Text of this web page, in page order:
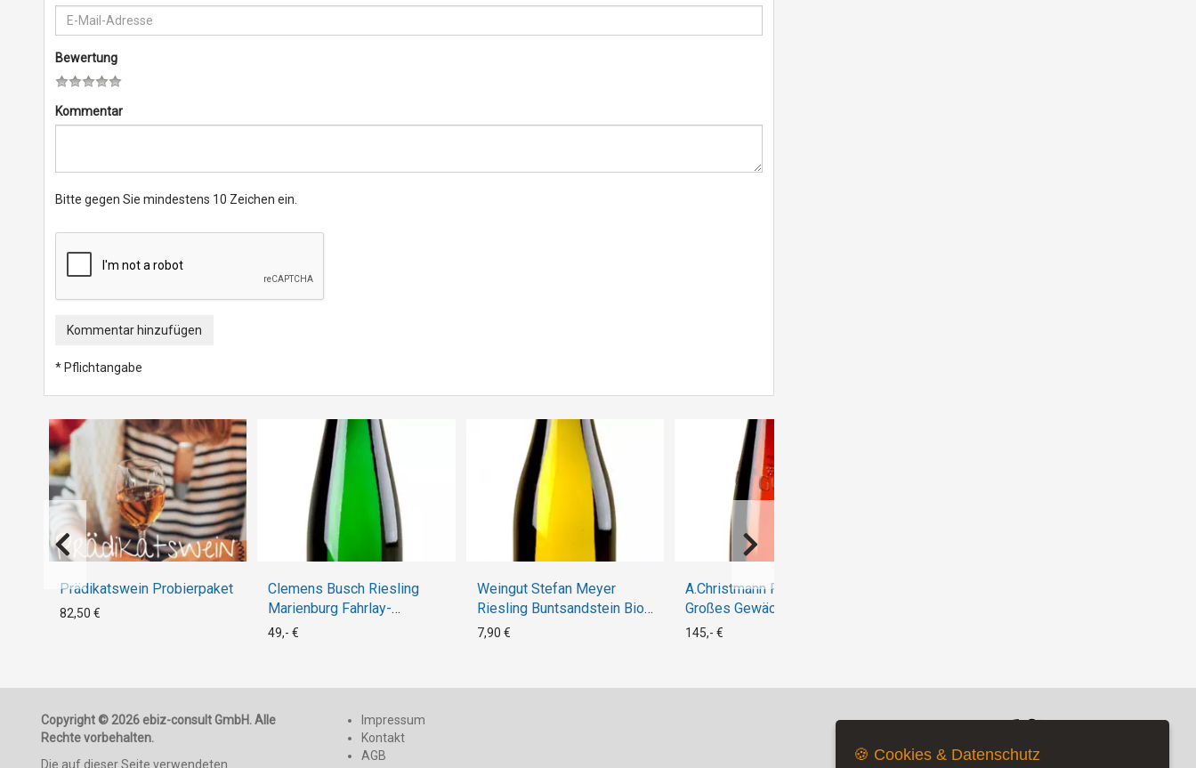
Bewertung
Kommentar
Bitte gegen Sie mindestens 10 Zeichen ein.
Kommentar hinzufügen
* Pflichtangabe
Prädikatswein Probierpaket
82,50 €
Clemens Busch Riesling
Marienburg Fahrlay-
Terrassen GG Bio 2016
49,- €
Weingut Stefan Meyer
Riesling Buntsandstein Bio
2021
7,90 €
A.Christmann Riesling Idig
Großes Gewächs 2021 Bio
Magnum
145,- €
Copyright © 2026 ebiz-consult GmbH. Alle
Rechte vorbehalten.
Die auf dieser Seite verwendeten
Impressum
Kontakt
AGB
🍪 Cookies & Datenschutz